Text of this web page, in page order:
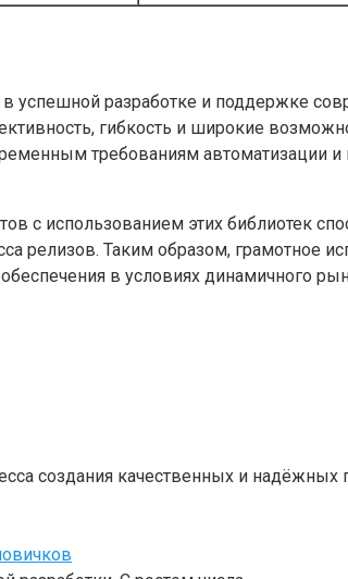
успешной разработке и поддержке
гибкость и широкие
требованиям автоматизации
с использованием этих библиотек
релизов. Таким образом, грамотное
в условиях динамичного
создания качественных и надёжных